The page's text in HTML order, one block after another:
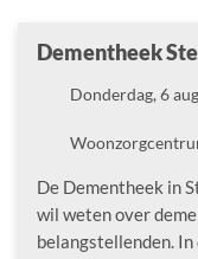
Dementheek
DatumDonderdag, 6
Locatie
De Dementheek in
wil weten over
belangstellenden. In